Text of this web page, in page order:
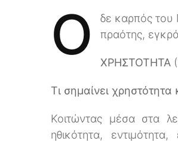
Ο
δε καρπός του
πραότης,
ΧΡΗΣΤΟΤΗΤΑ
Τι σημαίνει
Κοιτώντας μέσα στα
ηθικότητα,